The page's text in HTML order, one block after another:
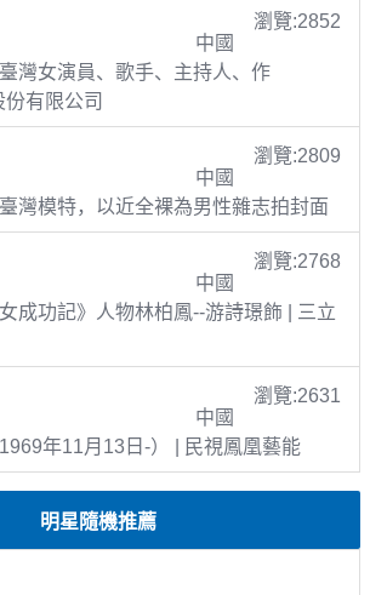
瀏覽:2852
中國
灣女演員、歌手、主持人、作
有限公司
瀏覽:2809
中國
灣模特，以近全裸為男性雜志拍封面
瀏覽:2768
中國
成功記》人物林柏鳳--游詩璟飾 | 三立
瀏覽:2631
中國
年11月13日-） | 民視鳳凰藝能
明星隨機推薦